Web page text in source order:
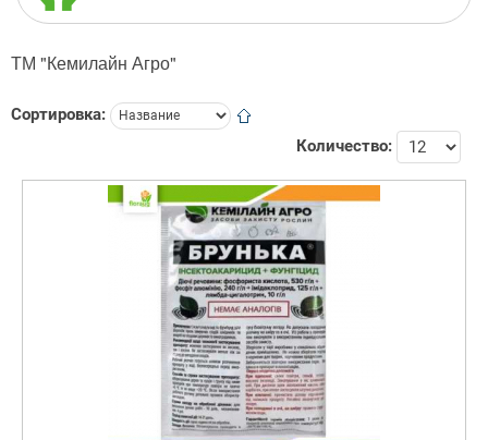
ТМ "Кемилайн Агро"
Сортировка:
Количество: